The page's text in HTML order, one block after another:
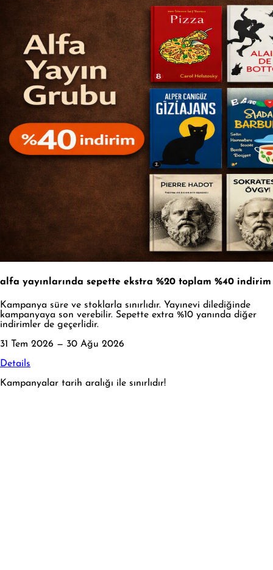
alfa yayınlarında sepette ekstra %20 toplam %40 indirim
Kampanya süre ve stoklarla sınırlıdır. Yayınevi dilediğinde
kampanyaya son verebilir. Sepette extra %10 yanında diğer
indirimler de geçerlidir.
31 Tem 2026 — 30 Ağu 2026
Details
Kampanyalar tarih aralığı ile sınırlıdır!